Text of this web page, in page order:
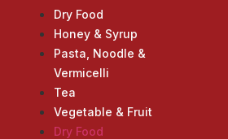
Dry Food
Honey & Syrup
Pasta, Noodle &
Vermicelli
Tea
Vegetable & Fruit
Dry Food